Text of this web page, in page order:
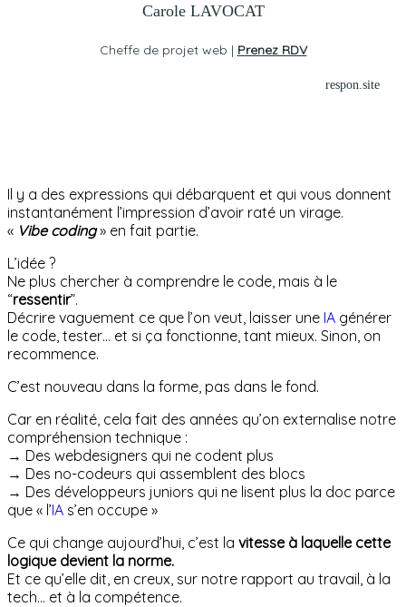
Carole LAVOCAT
Cheffe de projet web | Prenez RDV
respon.site
Il y a des expressions qui débarquent et qui vous donnent
instantanément l’impression d’avoir raté un virage.
« Vibe coding » en fait partie.
L’idée ?
Ne plus chercher à comprendre le code, mais à le
“ressentir”.
Décrire vaguement ce que l’on veut, laisser une IA générer
le code, tester… et si ça fonctionne, tant mieux. Sinon, on
recommence.
C’est nouveau dans la forme, pas dans le fond.
Car en réalité, cela fait des années qu’on externalise notre
compréhension technique :
→ Des webdesigners qui ne codent plus
→ Des no-codeurs qui assemblent des blocs
→ Des développeurs juniors qui ne lisent plus la doc parce
que « l’IA s’en occupe »
Ce qui change aujourd’hui, c’est la vitesse à laquelle cette
logique devient la norme.
Et ce qu’elle dit, en creux, sur notre rapport au travail, à la
tech… et à la compétence.